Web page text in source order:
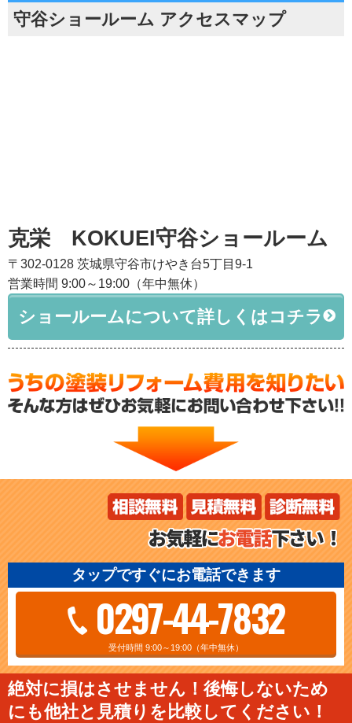
守谷ショールーム アクセスマップ
克栄 KOKUEI守谷ショールーム
〒302-0128 茨城県守谷市けやき台5丁目9-1
営業時間 9:00～19:00（年中無休）
ショールームについて詳しくはコチラ
タップですぐにお電話できます
0297-44-7832
受付時間 9:00～19:00（年中無休）
絶対に損はさせません！後悔しないため
にも他社と見積りを比較してください！